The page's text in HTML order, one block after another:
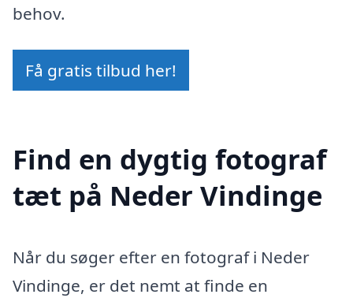
behov.
Få gratis tilbud her!
Find en dygtig fotograf
tæt på Neder Vindinge
Når du søger efter en fotograf i Neder
Vindinge, er det nemt at finde en